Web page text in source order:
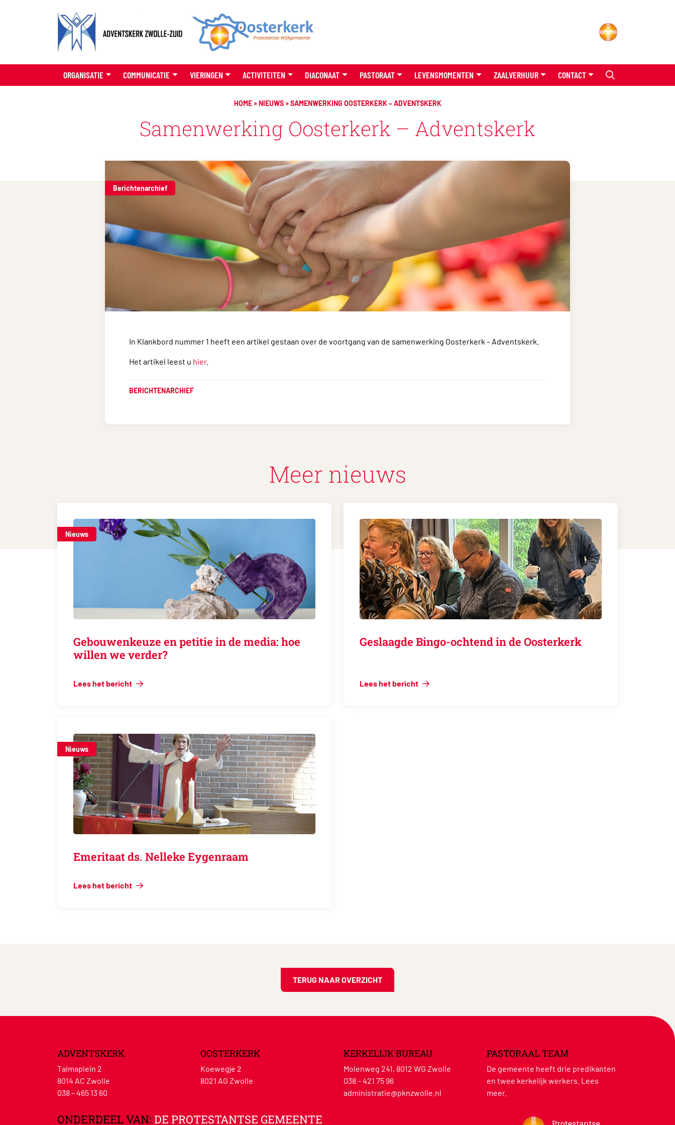
ORGANISATIE COMMUNICATIE VIERINGEN ACTIVITEITEN DIACONAAT PASTORAAT LEVENSMOMENTEN ZAALVERHUUR CONTACT
HOME»NIEUWS»SAMENWERKING OOSTERKERK – ADVENTSKERK
Samenwerking Oosterkerk – Adventskerk
Berichtenarchief
In Klankbord nummer 1 heeft een artikel gestaan over de voortgang van de samenwerking Oosterkerk – Adventskerk.
Het artikel leest u hier.
BERICHTENARCHIEF
Meer nieuws
Nieuws
Gebouwenkeuze en petitie in de media: hoe
willen we verder?
Lees het bericht
Geslaagde Bingo-ochtend in de Oosterkerk
Lees het bericht
Nieuws
Emeritaat ds. Nelleke Eygenraam
Lees het bericht
TERUG NAAR OVERZICHT
ADVENTSKERK
Talmaplein 2
8014 AC Zwolle
038 – 465 13 60
OOSTERKERK
Koewegje 2
8021 AG Zwolle
KERKELIJK BUREAU
Molenweg 241, 8012 WG Zwolle
038 – 421 75 96
administratie@pknzwolle.nl
PASTORAAL TEAM
De gemeente heeft drie predikanten
en twee kerkelijk werkers. Lees
meer.
ONDERDEEL VAN: DE PROTESTANTSE GEMEENTE